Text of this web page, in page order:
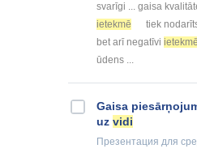
svarīgi ... gaisa
ietekmē
tiek
bet arī negatīvi
ūdens ...
Gaisa
uz vidi
Презентация для